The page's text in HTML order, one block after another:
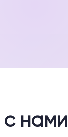
с нами